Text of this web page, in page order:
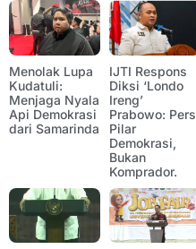
Menolak Lupa
Kudatuli:
Menjaga Nyala
Api Demokrasi
dari Samarinda
IJTI Respons
Diksi ‘Londo
Ireng’
Prabowo: Pers
Pilar
Demokrasi,
Bukan
Komprador.